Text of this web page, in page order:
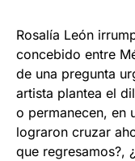
Rosalía León
concebido entre
de una pregunta
artista plantea el
o permanecen, en
lograron cruzar
que regresamos?,